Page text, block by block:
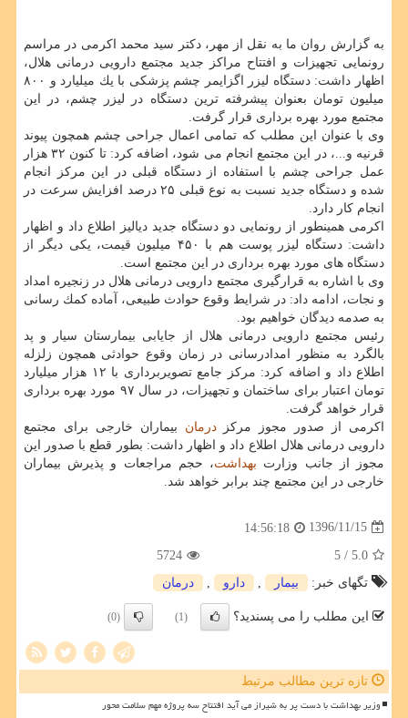
به گزارش روان ما به نقل از مهر، دكتر سید محمد اكرمی در مراسم
رونمایی تجهیزات و افتتاح مراكز جدید مجتمع دارویی درمانی هلال،
اظهار داشت: دستگاه لیزر اگزایمر چشم پزشكی با یك میلیارد و ۸۰۰
میلیون تومان بعنوان پیشرفته ترین دستگاه در لیزر چشم، در این
مجتمع مورد بهره برداری قرار گرفت.
وی با عنوان این مطلب كه تمامی اعمال جراحی چشم همچون پیوند
قرنیه و...، در این مجتمع انجام می شود، اضافه كرد: تا كنون ۳۲ هزار
عمل جراحی چشم با استفاده از دستگاه قبلی در این مركز انجام
شده و دستگاه جدید نسبت به نوع قبلی ۲۵ درصد افزایش سرعت در
انجام كار دارد.
اكرمی همینطور از رونمایی دو دستگاه جدید دیالیز اطلاع داد و اظهار
داشت: دستگاه لیزر پوست هم با ۴۵۰ میلیون قیمت، یكی دیگر از
دستگاه های مورد بهره برداری در این مجتمع است.
وی با اشاره به قرارگیری مجتمع دارویی درمانی هلال در زنجیره امداد
و نجات، ادامه داد: در شرایط وقوع حوادث طبیعی، آماده كمك رسانی
به صدمه دیدگان خواهیم بود.
رئیس مجتمع دارویی درمانی هلال از جایابی بیمارستان سیار و پد
بالگرد به منظور امدادرسانی در زمان وقوع حوادثی همچون زلزله
اطلاع داد و اضافه كرد: مركز جامع تصویربرداری با ۱۲ هزار میلیارد
تومان اعتبار برای ساختمان و تجهیزات، در سال ۹۷ مورد بهره برداری
قرار خواهد گرفت.
اكرمی از صدور مجوز مركزدرمان بیماران خارجی برای مجتمع
دارویی درمانی هلال اطلاع داد و اظهار داشت: بطور قطع با صدور این
مجوز از جانب وزارت بهداشت، حجم مراجعات و پذیرش بیماران
خارجی در این مجتمع چند برابر خواهد شد.
1396/11/15
14:56:18
5.0
/ 5
5724
تگهای خبر:
بیمار دارو درمان
این مطلب را می پسندید؟ (1)
(0)
تازه ترین مطالب مرتبط
وزیر بهداشت با دست پر به شیراز می آید افتتاح سه پروژه مهم سلامت محور